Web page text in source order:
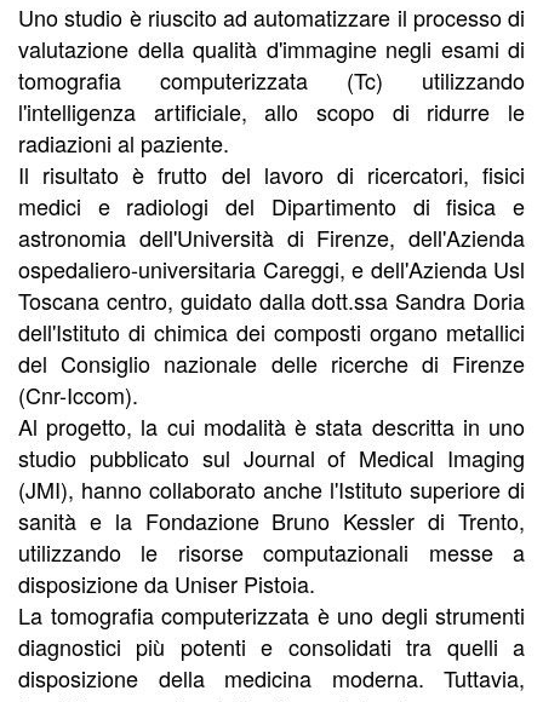
Uno studio è riuscito ad automatizzare il processo di
valutazione della qualità d'immagine negli esami di
tomografia computerizzata (Tc) utilizzando
l'intelligenza artificiale, allo scopo di ridurre le
radiazioni al paziente.
Il risultato è frutto del lavoro di ricercatori, fisici
medici e radiologi del Dipartimento di fisica e
astronomia dell'Università di Firenze, dell'Azienda
ospedaliero-universitaria Careggi, e dell'Azienda Usl
Toscana centro, guidato dalla dott.ssa Sandra Doria
dell'Istituto di chimica dei composti organo metallici
del Consiglio nazionale delle ricerche di Firenze
(Cnr-Iccom).
Al progetto, la cui modalità è stata descritta in uno
studio pubblicato sul Journal of Medical Imaging
(JMI), hanno collaborato anche l'Istituto superiore di
sanità e la Fondazione Bruno Kessler di Trento,
utilizzando le risorse computazionali messe a
disposizione da Uniser Pistoia.
La tomografia computerizzata è uno degli strumenti
diagnostici più potenti e consolidati tra quelli a
disposizione della medicina moderna. Tuttavia,